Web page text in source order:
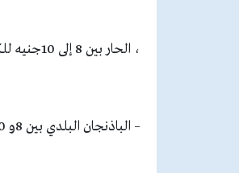
، الحار بين 8 إلى 10جنيه للكيلو الواحد، والفلفل الألوان بين 7 و15 جنيها.
– الباذنجان البلدي بين 8و 10 جنيهات، الرومي بين 8إلى 10 جنيه، الأبيض بين 7إلى 10 جنيهات.